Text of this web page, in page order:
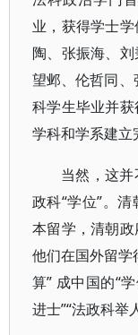
业，获得学士
陶、张振海、
望邺、伦哲同
科学生毕业并
学科和学系建立
当然，这
政科“学位”。
本留学，清朝
他们在国外留学
算” 成中国的“
进士”“法政科举